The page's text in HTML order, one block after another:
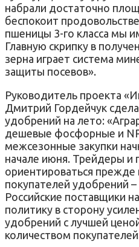
набрали достаточно
беспокоит
пшеницы 3-го класса мы
Главную скрипку в
зерна играет система
защиты посевов».
Руководитель проекта
Дмитрий Гордейчук
удобрений на лето:
дешевые фосфорные и
межсезонные закупки
начале июня. Трейдеры и
ориентироваться прежде
покупателей удобрений –
Российские поставщики
политику в сторону
удобрений с лучшей
количеством